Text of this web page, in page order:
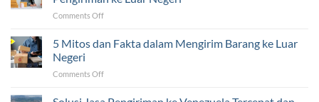
dan
Sertifikat
Luar
Comments Offon
Tantangan
Dihadapi
dalam
5 Mitos dan Fakta dalam Mengirim Barang ke Luar
Negeri
Comments Offon
Mitos